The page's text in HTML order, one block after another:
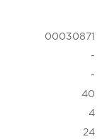
00030871
-
-
40
4
24